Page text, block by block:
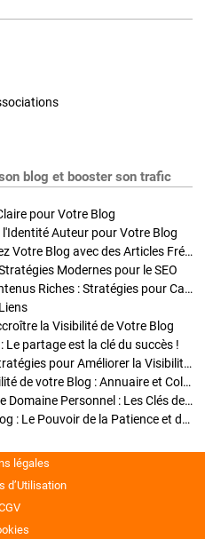
blog et booster son trafic
pour Votre Blog
Auteur pour Votre Blog
Stratégies de Publication : Boostez Votre Blog avec des Articles Fréquents et Exclusifs
Modernes pour le SEO
Enrichir Vos Articles avec des Contenus Riches : Stratégies pour Captiver et Optimiser
la Visibilité de Votre Blog
partage est la clé du succès !
Optimisation SEO des Articles : Stratégies pour Améliorer la Visibilité de Votre Blog
Stratégies pour améliorer la visibilité de votre Blog : Annuaire et Collaborations
Pourquoi Investir dans un Nom de Domaine Personnel : Les Clés de la Réussite de Votre Blog
Comment Faire Émerger Votre Blog : Le Pouvoir de la Patience et de la Persévérance
légales
d’Utilisation